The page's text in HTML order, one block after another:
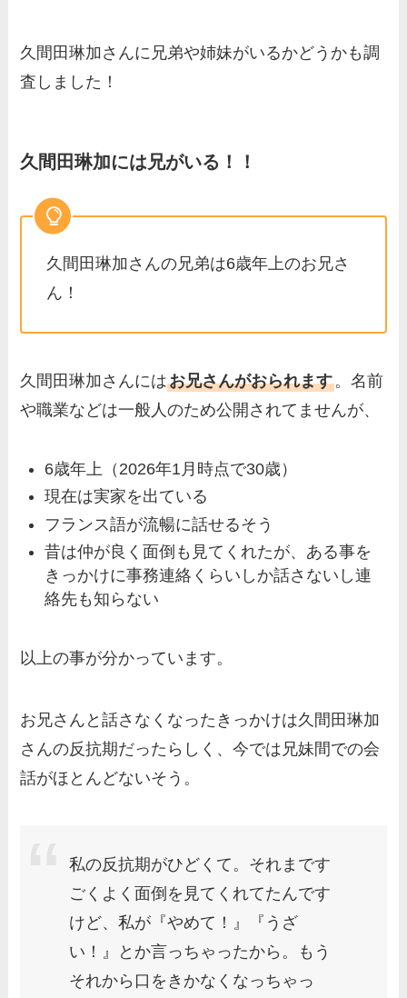
人？家族を調査！
羽鳥慎一アナの両親（父・
など家族もまとめた！
成や父・片岡達也、兄弟につ
梅澤廉アナの父親・母親の職
の家族もまとめ！
伊藤海彦の兄弟は弟の夏彦！
部まとめた！
久間田琳加さんに兄弟や姉妹がいるかどうかも調
査しました！
久間田琳加には兄がいる！！
久間田琳加さんの兄弟は6歳年上のお兄さ
ん！
久間田琳加さんにはお兄さんがおられます。名前
や職業などは一般人のため公開されてませんが、
6歳年上（2026年1月時点で30歳）
現在は実家を出ている
フランス語が流暢に話せるそう
昔は仲が良く面倒も見てくれたが、ある事を
きっかけに事務連絡くらいしか話さないし連
絡先も知らない
以上の事が分かっています。
お兄さんと話さなくなったきっかけは久間田琳加
さんの反抗期だったらしく、今では兄妹間での会
話がほとんどないそう。
私の反抗期がひどくて。それまです
ごくよく面倒を見てくれてたんです
けど、私が『やめて！』『うざ
い！』とか言っちゃったから。もう
それから口をきかなくなっちゃっ